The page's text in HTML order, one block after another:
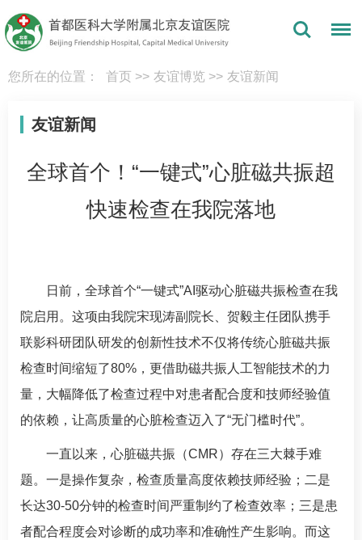
您所在的位置： 首页 >> 友谊博览 >> 友谊新闻
友谊新闻
全球首个！“一键式”心脏磁共振超
快速检查在我院落地
日前，全球首个“一键式”AI驱动心脏磁共振检查在我
院启用。这项由我院宋现涛副院长、 贺毅主任团队携手
联影科研团队研发的创新性技术不仅将传统心脏磁共振
检查时间缩短了80%，更借助磁共振人工智能技术的力
量，大幅降低了检查过程中对患者配合度和技师经验值
的依赖，让高质量的心脏检查迈入了“无门槛时代”。
一直以来，心脏磁共振（CMR）存在三大棘手难
题。一是操作复杂，检查质量高度依赖技师经验；二是
长达30-50分钟的检查时间严重制约了检查效率；三是患
者配合程度会对诊断的成功率和准确性产生影响。而这